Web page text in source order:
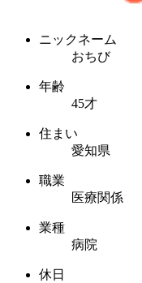
ニックネーム
おちび
年齢
45才
住まい
愛知県
職業
医療関係
業種
病院
休日